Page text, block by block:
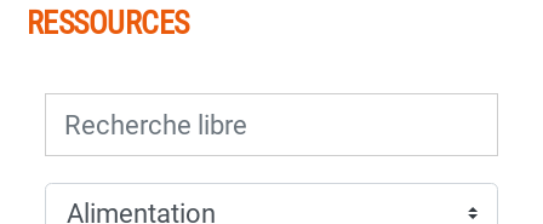
RESSOURCES